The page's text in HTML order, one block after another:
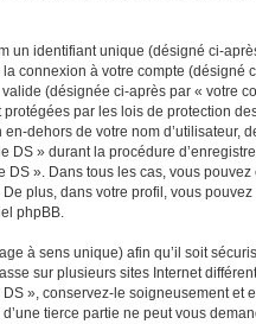
un identifiant unique (désigné ci-
connexion à votre compte (désigné
(désignée ci-après par « votre
par les lois de protection
dehors de votre nom d’utilisateur,
DS » durant la procédure
DS ». Dans tous les cas, vous
plus, dans votre profil, vous
phpBB.
à sens unique) afin qu’il soit
sur plusieurs sites Internet
DS », conservez-le soigneusement et
tierce partie ne peut vous